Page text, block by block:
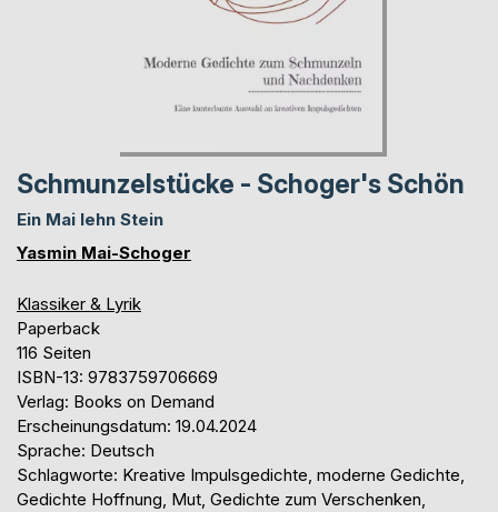
Schmunzelstücke - Schoger's Schön
Ein Mai lehn Stein
Yasmin Mai-Schoger
Klassiker & Lyrik
Paperback
116 Seiten
ISBN-13: 9783759706669
Verlag: Books on Demand
Erscheinungsdatum: 19.04.2024
Sprache: Deutsch
Schlagworte: Kreative Impulsgedichte, moderne Gedichte,
Gedichte Hoffnung, Mut, Gedichte zum Verschenken,